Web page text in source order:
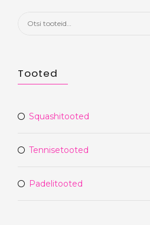
Otsi:
Tooted
Squashitooted
Tennisetooted
Padelitooted